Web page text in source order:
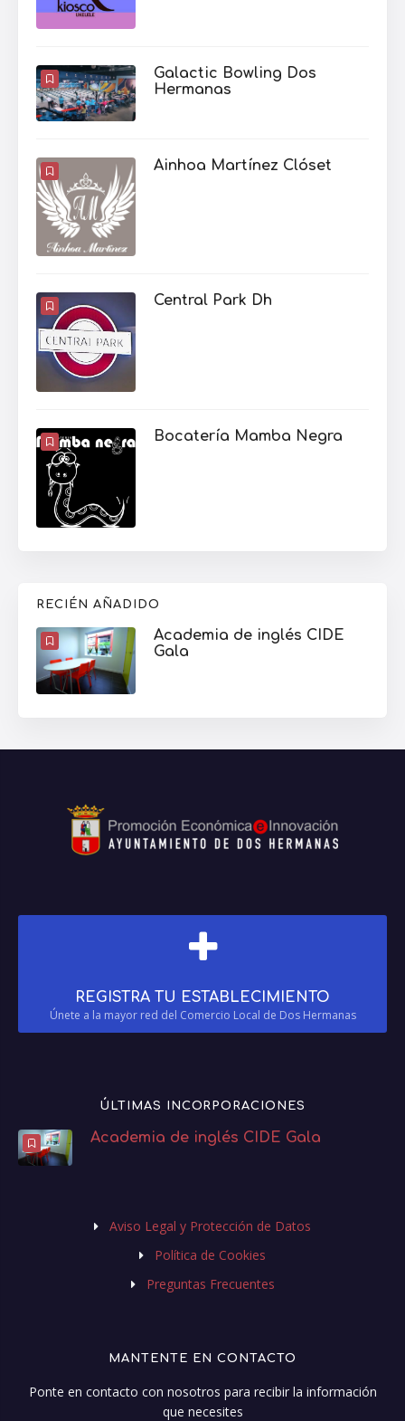
Galactic Bowling Dos
Hermanas
Ainhoa Martínez Clóset
Central Park Dh
Bocatería Mamba Negra
RECIÉN AÑADIDO
Academia de inglés CIDE
Gala
REGISTRA TU ESTABLECIMIENTO
Únete a la mayor red del Comercio Local de Dos Hermanas
ÚLTIMAS INCORPORACIONES
Academia de inglés CIDE Gala
Aviso Legal y Protección de Datos
Política de Cookies
Preguntas Frecuentes
MANTENTE EN CONTACTO
Ponte en contacto con nosotros para recibir la información
que necesites